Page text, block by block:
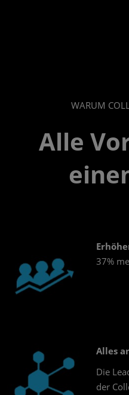
WARUM
Alle
37%
Alles
Die
der